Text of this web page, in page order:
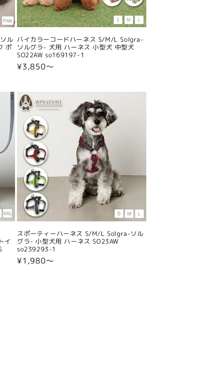
ル
ポ
バイカラーコードハーネス S/M/L Solgra-
ソルグラ- 犬用 ハーネス 小型犬 中型犬
SO22AW so169197-1
通
格
¥3,850〜
イ
スポーティーハーネス S/M/L Solgra-ソル
グラ- 小型犬用 ハーネス SO23AW
so239293-1
通
¥1,980〜